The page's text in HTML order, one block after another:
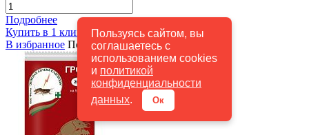
Пользуясь сайтом, вы
соглашаетесь с
использованием cookies
и политикой
конфиденциальности
данных. Ок
Подробнее
Купить в 1 клик
К сравнению
В избранное Под заказ